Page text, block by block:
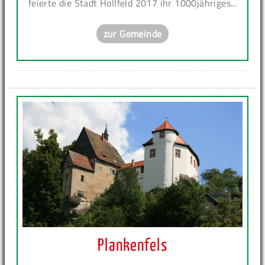
feierte die Stadt Hollfeld 2017 ihr 1000jähriges...
zur Gemeinde
Plankenfels